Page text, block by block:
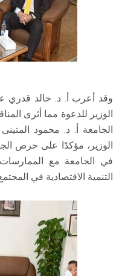
وقد أعرب أ. د. خالد قدري
الوزير للدعوة مما أثرى
الجامعة أ. د. محمود
الوزير، مؤكدًا على حرص
في الجامعة مع
التنمية الاقتصادية في